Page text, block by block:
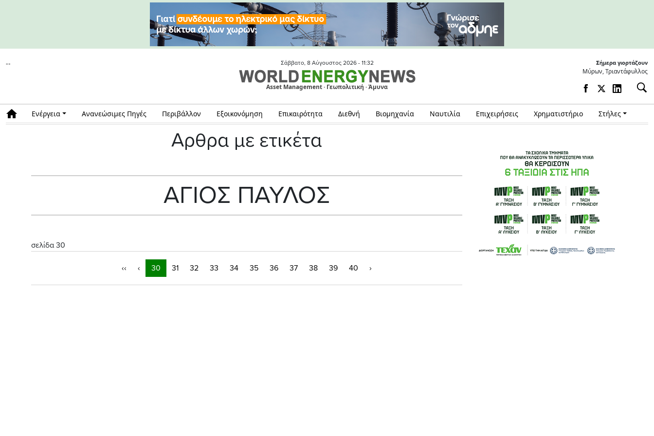
-- Σάββατο, 8 Αύγουστος 2026 - 11:32
Asset Management · Γεωπολιτική · Άμυνα
Σήμερα γιορτάζουν
Μύρων, Τριαντάφυλλος
Ενέργεια Ανανεώσιμες Πηγές Περιβάλλον Εξοικονόμηση Επικαιρότητα Διεθνή Βιομηχανία Ναυτιλία Επιχειρήσεις Χρηματιστήριο Στήλες
Αρθρα με ετικέτα
ΑΓΙΟΣ ΠΑΥΛΟΣ
σελίδα 30
‹‹ ‹ 30 31 32 33 34 35 36 37 38 39 40 ›